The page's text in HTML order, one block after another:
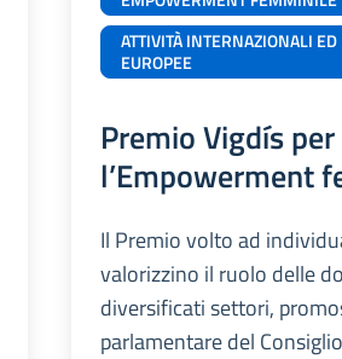
ATTIVITÀ INTERNAZIONALI ED
EUROPEE
Premio Vigdís per
l’Empowerment
Il Premio volto ad
valorizzino il ruolo delle
diversificati settori,
parlamentare del